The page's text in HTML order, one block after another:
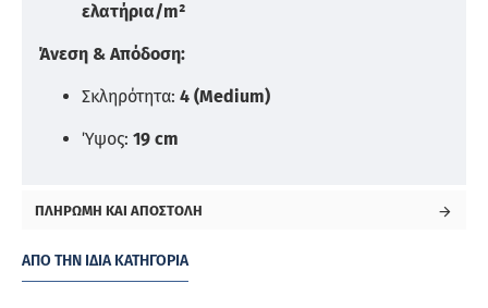
ελατήρια/m²
Άνεση & Απόδοση:
Σκληρότητα: 4 (Medium)
Ύψος: 19 cm
ΠΛΗΡΩΜΉ ΚΑΙ ΑΠΟΣΤΟΛΉ
ΑΠΌ ΤΗΝ ΊΔΙΑ ΚΑΤΗΓΟΡΊΑ